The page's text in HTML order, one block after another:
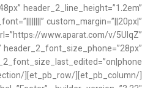
header_2_line_height=”1.2em”
custom_margin=”||20px|”
www.aparat.com/v/5UIqZ”